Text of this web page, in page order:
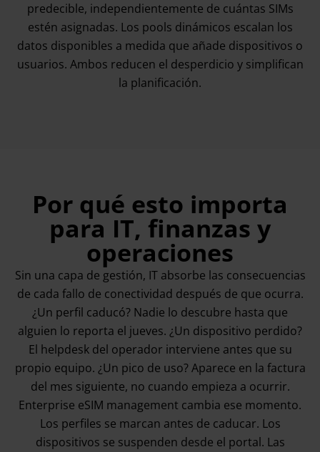
predecible, independientemente de cuántas SIMs
estén asignadas. Los pools dinámicos escalan los
datos disponibles a medida que añade dispositivos o
usuarios. Ambos reducen el desperdicio y simplifican
la planificación.
Por qué esto importa
para IT, finanzas y
operaciones
Sin una capa de gestión, IT absorbe las consecuencias
de cada fallo de conectividad después de que ocurra.
¿Un perfil caducó? Nadie lo descubre hasta que
alguien lo reporta el jueves. ¿Un dispositivo perdido?
El helpdesk del operador interviene antes que su
propio equipo. ¿Un pico de uso? Aparece en la factura
del mes siguiente, no cuando empieza a ocurrir.
Enterprise eSIM management cambia ese momento.
Los perfiles se marcan antes de caducar. Los
dispositivos se suspenden desde el portal. Las